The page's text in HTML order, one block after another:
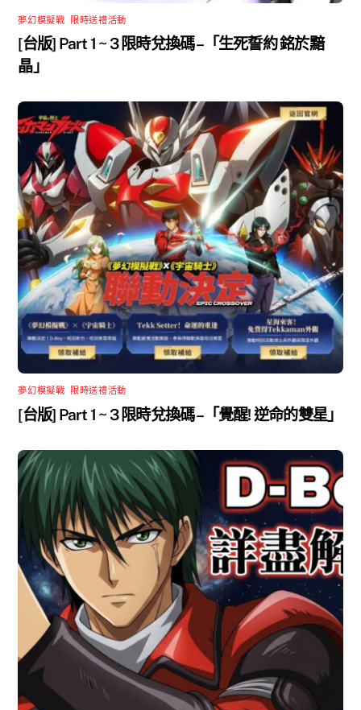
夢幻模擬戰 限時送禮活動
[台版] Part 1 ~ 3 限時兌換碼 –「生死誓約 銘於黯
晶」
夢幻模擬戰 限時送禮活動
[台版] Part 1 ~ 3 限時兌換碼 –「覺醒! 逆命的雙星」